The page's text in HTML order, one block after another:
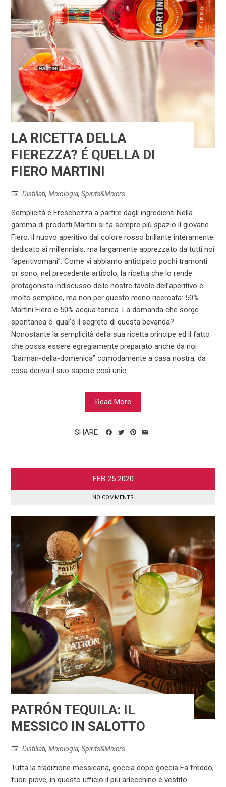
LA RICETTA DELLA
FIEREZZA? É QUELLA DI
FIERO MARTINI
Distillati,Mixologia,Spirits&Mixers
Semplicità e Freschezza a partire dagli ingredienti Nella
gamma di prodotti Martini si fa sempre più spazio il giovane
Fiero, il nuovo aperitivo dal colore rosso brillante interamente
dedicato ai millennials, ma largamente apprezzato da tutti noi
“aperitivomani”. Come vi abbiamo anticipato pochi tramonti
or sono, nel precedente articolo, la ricetta che lo rende
protagonista indiscusso delle nostre tavole dell’aperitivo è
molto semplice, ma non per questo meno ricercata: 50%
Martini Fiero e 50% acqua tonica. La domanda che sorge
spontanea è: qual’è il segreto di questa bevanda?
Nonostante la semplicità della sua ricetta principe ed il fatto
che possa essere egregiamente preparato anche da noi
“barman-della-domenica” comodamente a casa nostra, da
cosa deriva il suo sapore così unic...
Read More
SHARE
FEB 25 2020
NO COMMENTS
PATRÓN TEQUILA: IL
MESSICO IN SALOTTO
Distillati,Mixologia,Spirits&Mixers
Tutta la tradizione messicana, goccia dopo goccia Fa freddo,
fuori piove, in questo ufficio il più arlecchino è vestito